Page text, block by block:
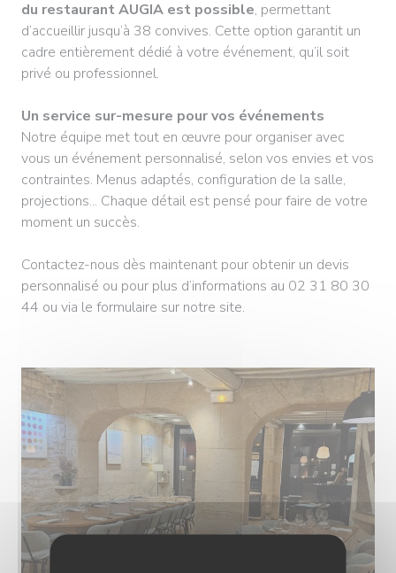
du restaurant AUGIA est possible, permettant
d’accueillir jusqu’à 38 convives. Cette option garantit un
cadre entièrement dédié à votre événement, qu’il soit
privé ou professionnel.
Un service sur-mesure pour vos événements
Notre équipe met tout en œuvre pour organiser avec
vous un événement personnalisé, selon vos envies et vos
contraintes. Menus adaptés, configuration de la salle,
projections... Chaque détail est pensé pour faire de votre
moment un succès.
Contactez-nous dès maintenant pour obtenir un devis
personnalisé ou pour plus d’informations au 02 31 80 30
44 ou via le formulaire sur notre site.